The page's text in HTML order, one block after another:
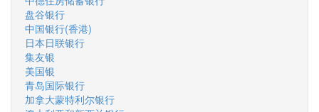
盘谷银行
中国银行(香港)
日本日联银行
集友银
美国银
青岛国际银行
加拿大蒙特利尔银行